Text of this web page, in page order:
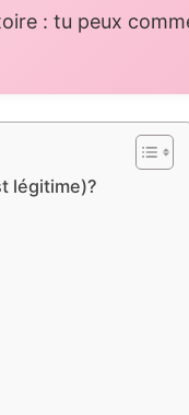
: tu peux
légitime)?